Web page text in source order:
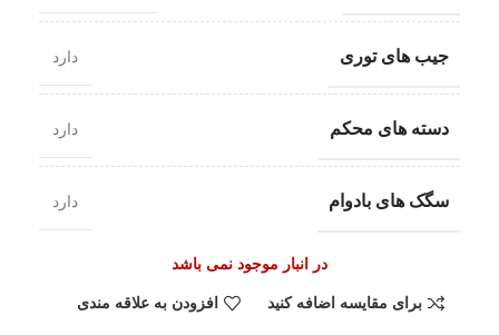
جیب های توری دارد
دسته های محکم دارد
سگک های بادوام دارد
در انبار موجود نمی باشد
برای مقایسه اضافه کنید افزودن به علاقه مندی